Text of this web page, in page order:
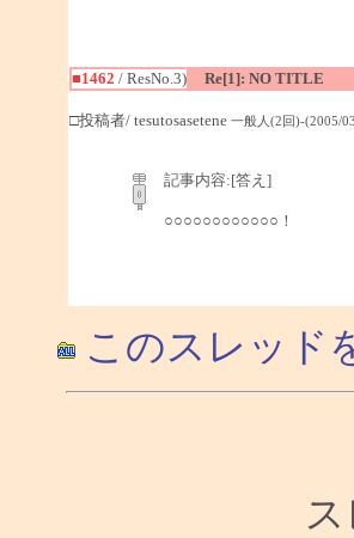
■1462 / ResNo.3) Re[1]: NO TITLE
□投稿者/ tesutosasetene 一般人(2回)-(2005/
記事内容:[答え]
○○○○○○○○○○○○！
このスレッド